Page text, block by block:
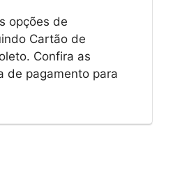
opções de
Cartão de
Confira as
de pagamento para